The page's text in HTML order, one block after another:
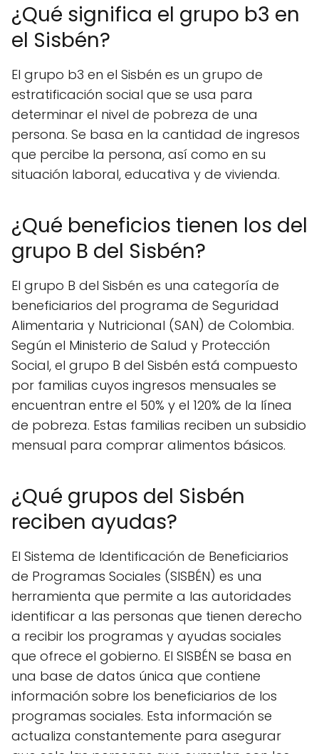
¿Qué significa el grupo b3 en
el Sisbén?
El grupo b3 en el Sisbén es un grupo de
estratificación social que se usa para
determinar el nivel de pobreza de una
persona. Se basa en la cantidad de ingresos
que percibe la persona, así como en su
situación laboral, educativa y de vivienda.
¿Qué beneficios tienen los del
grupo B del Sisbén?
El grupo B del Sisbén es una categoría de
beneficiarios del programa de Seguridad
Alimentaria y Nutricional (SAN) de Colombia.
Según el Ministerio de Salud y Protección
Social, el grupo B del Sisbén está compuesto
por familias cuyos ingresos mensuales se
encuentran entre el 50% y el 120% de la línea
de pobreza. Estas familias reciben un subsidio
mensual para comprar alimentos básicos.
¿Qué grupos del Sisbén
reciben ayudas?
El Sistema de Identificación de Beneficiarios
de Programas Sociales (SISBÉN) es una
herramienta que permite a las autoridades
identificar a las personas que tienen derecho
a recibir los programas y ayudas sociales
que ofrece el gobierno. El SISBÉN se basa en
una base de datos única que contiene
información sobre los beneficiarios de los
programas sociales. Esta información se
actualiza constantemente para asegurar